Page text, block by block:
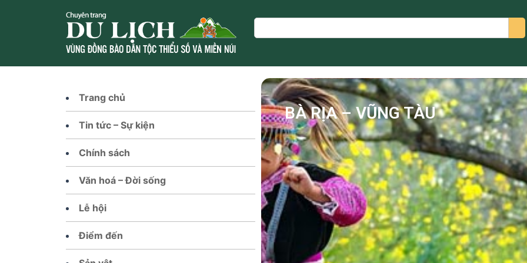
Search
Trang chủ
Tin tức – Sự kiện
Chính sách
Văn hoá – Đời sống
Lễ hội
Điểm đến
BÀ RỊA – VŨNG TÀU